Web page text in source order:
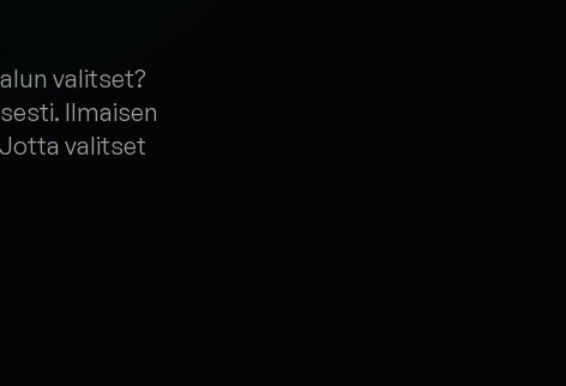
valitset?
Ilmaisen
valitset